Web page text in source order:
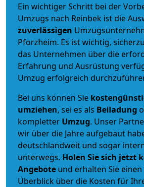
Ein wichtiger Schritt bei der
Umzugs nach Reinbek ist die
zuverlässigen
Pforzheim. Es ist wichtig,
das Unternehmen über die
Erfahrung und Ausrüstung
Umzug erfolgreich
Bei uns können Sie
umziehen, sei es als Beiladung
kompletter Umzug. Unser
wir über die Jahre aufgebaut
deutschlandweit und sogar
unterwegs. Holen Sie sich jetzt
Angebote und erhalten Sie
Überblick über die Kosten für